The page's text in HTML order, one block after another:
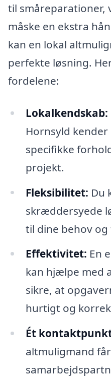
til småreparationer,
måske en ekstra
kan en lokal
perfekte løsning.
fordelene:
Lokalkendskab:
Hornsyld
specifikke
projekt.
Fleksibilitet: Du
skræddersyede
til dine behov og
Effektivitet: En
kan hjælpe med
sikre, at
hurtigt og
Ét
altmuligmand